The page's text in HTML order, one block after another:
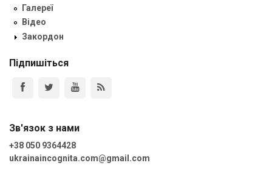
Галереї
Відео
Закордон
Підпишіться
Зв'язок з нами
+38 050 9364428
ukrainaincognita.com@gmail.com